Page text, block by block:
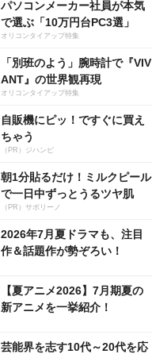
パソコンメーカー社員が本気
で選ぶ「10万円台PC3選」
オリコンタイアップ特集
「別班のよう」腕時計で『VIV
ANT』の世界観再現
オリコンタイアップ特集
自販機にピッ！ですぐに買え
ちゃう
（PR）ジハンピ
朝1分貼るだけ！ミルクピール
で一日中ずっとうるツヤ肌
（PR）サボリーノ
2026年7月夏ドラマも、注目
作＆話題作が勢ぞろい！
【夏アニメ2026】7月期夏の
新アニメを一挙紹介！
芸能界を志す10代～20代を応